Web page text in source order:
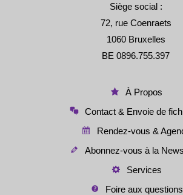
Siège social :
72, rue Coenraets
1060 Bruxelles
BE 0896.755.397
À Propos
Contact & Envoie de
Rendez-vous &
Abonnez-vous à la
Services
Foire aux questions